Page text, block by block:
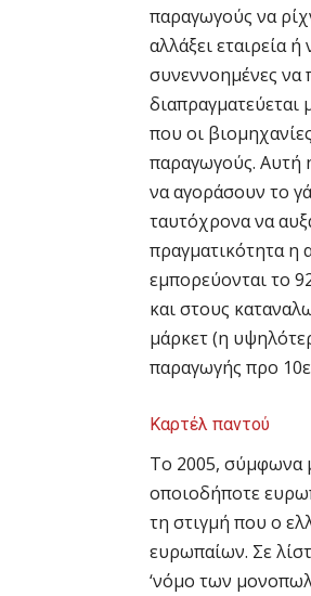
παραγωγούς να
αλλάξει εταιρεία
συνεννοημένες να
διαπραγματεύεται
που οι
παραγωγούς. Αυτή
να αγοράσουν το
ταυτόχρονα να
πραγματικότητα η
εμπορεύονται το
και στους
μάρκετ (η
παραγωγής προ
Καρτέλ παντού
Το 2005, σύμφωνα
οποιοδήποτε
τη στιγμή που ο
ευρωπαίων. Σε
‘νόμο των